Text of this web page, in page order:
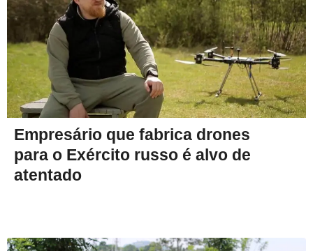
Empresário que fabrica drones
para o Exército russo é alvo de
atentado